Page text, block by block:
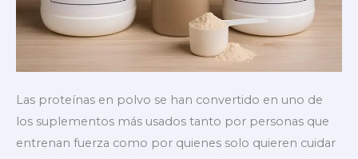
Las proteínas en polvo se han convertido en uno de
los suplementos más usados tanto por personas que
entrenan fuerza como por quienes solo quieren cuidar